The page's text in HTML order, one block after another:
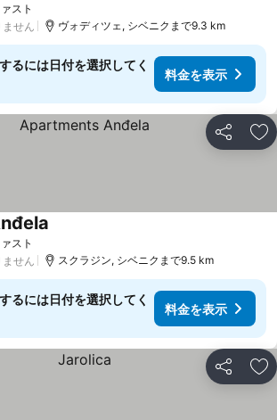
スト
せん ヴォディツェ, シベニクまで9.3 km
るには日付を選択してく
料金を表示
シェア お
スト
せん スクラジン, シベニクまで9.5 km
るには日付を選択してく
料金を表示
シェア お